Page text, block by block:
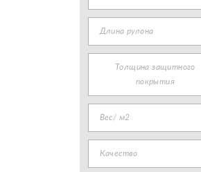
Длина рулона
Толщина защитного
покрытия
Вес/ м2
Качество